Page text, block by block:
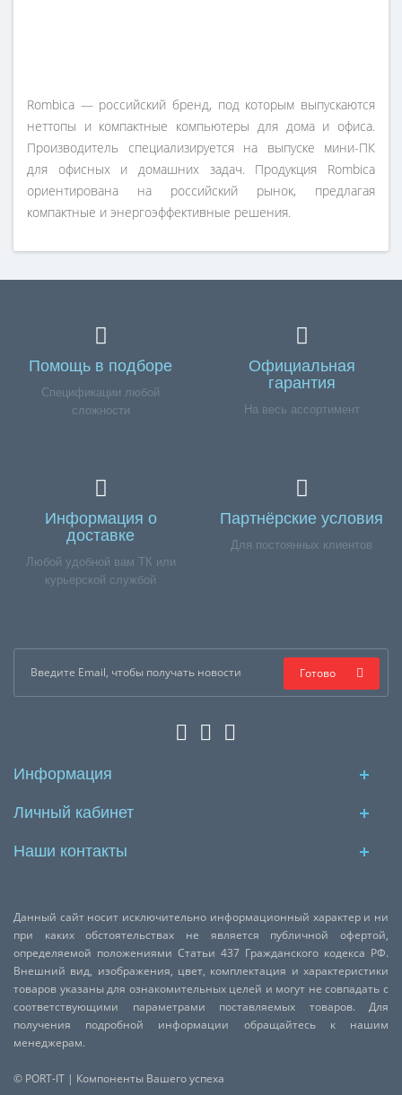
Rombica — российский бренд, под которым выпускаются
неттопы и компактные компьютеры для дома и офиса.
Производитель специализируется на выпуске мини-ПК
для офисных и домашних задач. Продукция Rombica
ориентирована на российский рынок, предлагая
компактные и энергоэффективные решения.
Помощь в подборе
Спецификации любой
сложности
Официальная
гарантия
На весь ассортимент
Информация о
доставке
Любой удобной вам ТК или
курьерской службой
Партнёрские условия
Для постоянных клиентов
Готово
Информация
Личный кабинет
Наши контакты
Данный сайт носит исключительно информационный характер и ни
при каких обстоятельствах не является публичной офертой,
определяемой положениями Статьи 437 Гражданского кодекса РФ.
Внешний вид, изображения, цвет, комплектация и характеристики
товаров указаны для ознакомительных целей и могут не совпадать с
соответствующими параметрами поставляемых товаров. Для
получения подробной информации обращайтесь к нашим
менеджерам.
© PORT-IT | Компоненты Вашего успеха